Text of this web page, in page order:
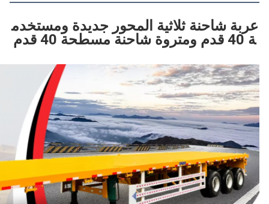
عربة شاحنة ثلاثية المحور جديدة ومستخدم
ة 40 قدم ومتروة شاحنة مسطحة 40 قدم